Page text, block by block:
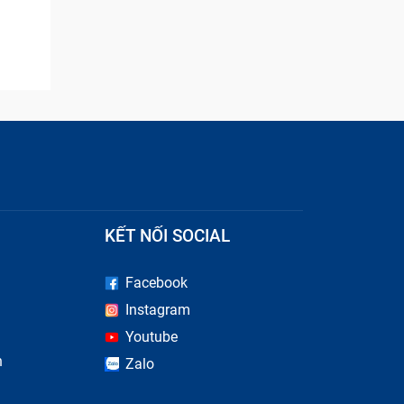
KẾT NỐI SOCIAL
Facebook
Instagram
Youtube
Zalo